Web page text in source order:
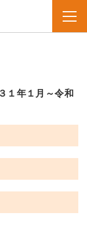
１年１月～令和